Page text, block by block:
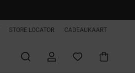
STORE LOCATOR CADEAUKAART